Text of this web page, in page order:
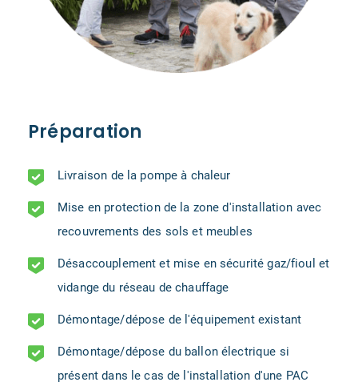
Préparation
Livraison de la pompe à chaleur
Mise en protection de la zone d'installation avec
recouvrements des sols et meubles
Désaccouplement et mise en sécurité gaz/fioul et
vidange du réseau de chauffage
Démontage/dépose de l'équipement existant
Démontage/dépose du ballon électrique si
présent dans le cas de l'installation d'une PAC